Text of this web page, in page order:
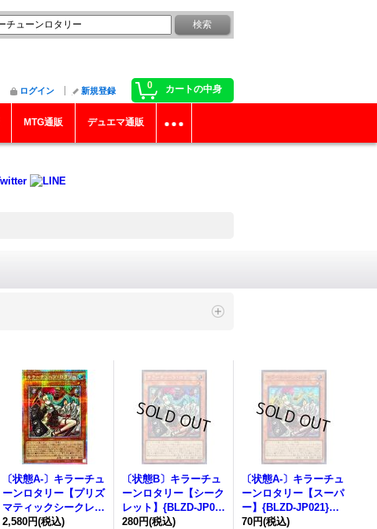
0 カートの中身
ログイン 新規登録
MTG通販 デュエマ通販
〔状態A-〕 キラーチュ
ーンロタリー 【プリズ
マティックシークレッ
ト】{BLZD-JP021}
2,580円(税込)
〔状態B〕 キラーチュ
ーンロタリー 【シーク
レット】{BLZD-JP02
1}《モンスター》
280円(税込)
〔状態A-〕 キラーチュ
ーンロタリー 【スーパ
ー】{BLZD-JP021}
《モンスター》
70円(税込)